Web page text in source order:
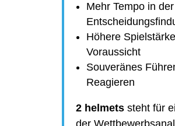
Mehr Tempo in der
Höhere
Voraussicht
Souveränes
Reagieren
2 helmets steht für
der